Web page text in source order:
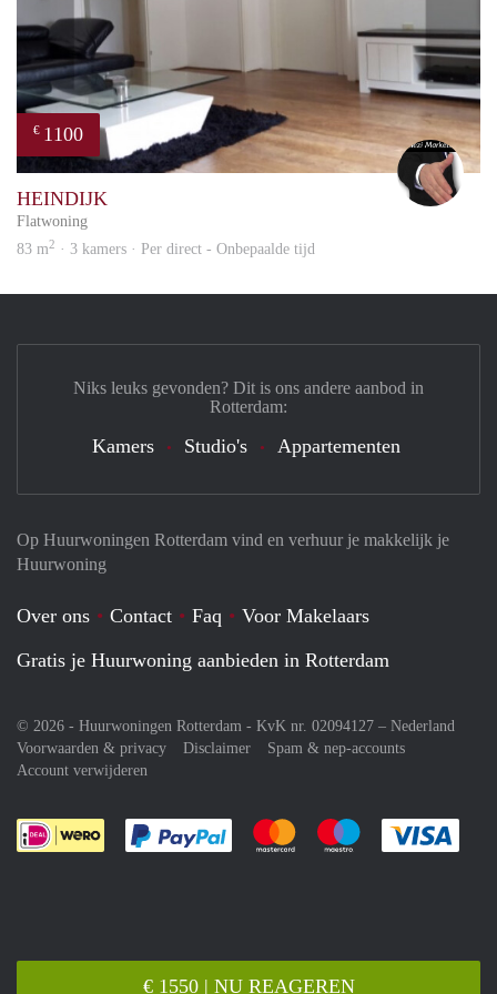
€ 1550 | NU REAGEREN
€ 1100
Alex
HEINDIJK
Flatwoning
83 m2 · 3 kamers · Per direct - Onbepaalde tijd
Op Huurwoningen Rotterdam vind en verhuur je makkelijk je
Huurwoning
Over ons Contact Faq
Voor Makelaars
Gratis je Huurwoning aanbieden in Rotterdam
© 2026 - Huurwoningen Rotterdam - KvK nr. 02094127 – Nederland
Voorwaarden & privacy
Disclaimer
Spam & nep-accounts
Account verwijderen
Je rekent gemakkelijk af met Paypal
Je rekent gemakkelijk af met
Je rekent
Niks leuks gevonden? Dit is ons andere aanbod in
Rotterdam:
Kamers Studio's Appartementen